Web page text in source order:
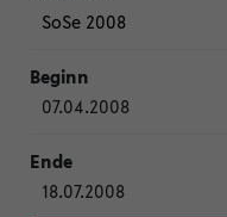
SoSe 2008
07.04.2008
18.07.2008